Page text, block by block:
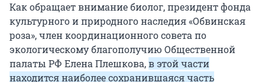
Как обращает внимание биолог, президент фонда
культурного и природного наследия «Обвинская
роза», член координационного совета по
экологическому благополучию Общественной
палаты РФ Елена Плешкова,в этой части
находится наиболее сохранившаяся часть